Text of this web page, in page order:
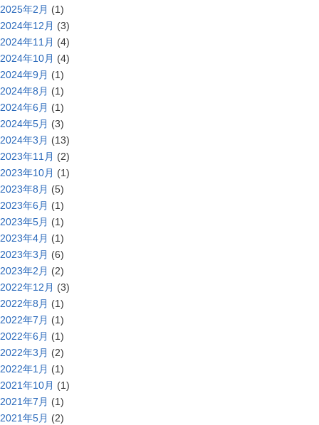
2025年2月 (1)
2024年12月 (3)
2024年11月 (4)
2024年10月 (4)
2024年9月 (1)
2024年8月 (1)
2024年6月 (1)
2024年5月 (3)
2024年3月 (13)
2023年11月 (2)
2023年10月 (1)
2023年8月 (5)
2023年6月 (1)
2023年5月 (1)
2023年4月 (1)
2023年3月 (6)
2023年2月 (2)
2022年12月 (3)
2022年8月 (1)
2022年7月 (1)
2022年6月 (1)
2022年3月 (2)
2022年1月 (1)
2021年10月 (1)
2021年7月 (1)
2021年5月 (2)